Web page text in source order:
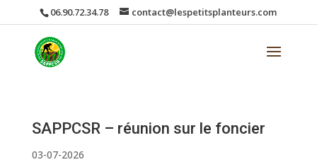
06.90.72.34.78 contact@lespetitsplanteurs.com
SAPPCSR – réunion sur le foncier
03-07-2026